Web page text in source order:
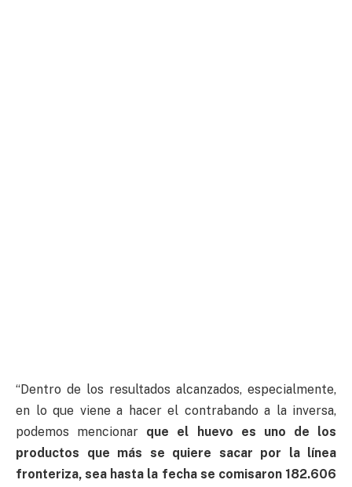
“Dentro de los resultados alcanzados, especialmente,
en lo que viene a hacer el contrabando a la inversa,
podemos mencionar que el huevo es uno de los
productos que más se quiere sacar por la línea
fronteriza, sea hasta la fecha se comisaron 182.606